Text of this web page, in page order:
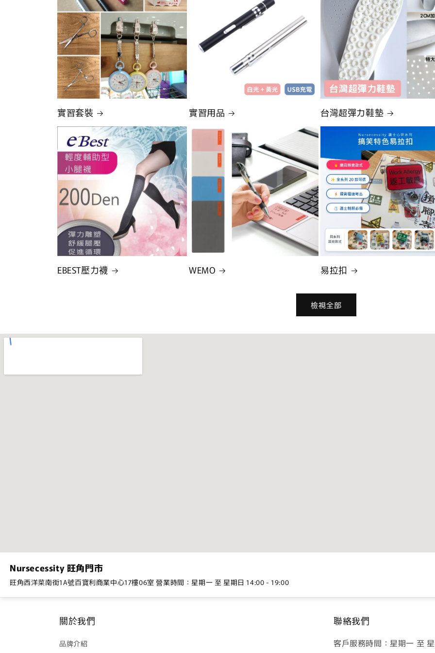
實習套裝 實習用品 台灣超彈力鞋墊
EBEST壓力襪 WEMO 易拉扣
檢視全部
Nursecessity 旺角門市
旺角西洋菜南街1A號百寶利商業中心17樓06室 營業時間：星期一 至 星期日 14:00 - 19:00
關於我們
品牌介紹
聯絡我們
客戶服務時間：星期一 至
需要登录
登录您的帐户,将产品添加到您的愿望清单并查看您之前保存